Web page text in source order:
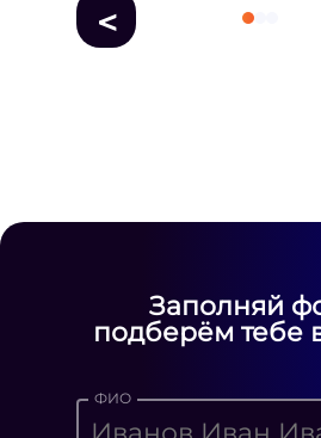
<
Заполняй
подберём тебе
ФИО